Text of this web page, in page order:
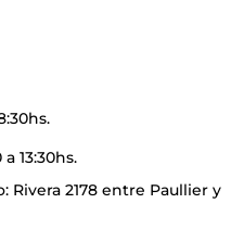
13:30hs.
Rivera 2178 entre Paullier y